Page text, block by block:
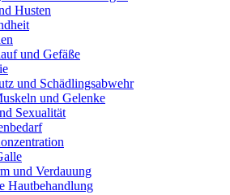
Husten
und Gefäße
und Schädlingsabwehr
und Gelenke
Sexualität
und Verdauung
Hautbehandlung